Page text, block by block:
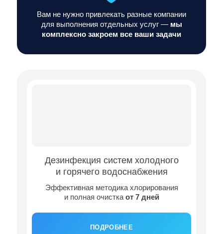
Вам не нужно привлекать разные компании
для выполнения отдельных услуг — мы
комплексно закроем все ваши задачи
Дезинфекция систем холодного
и горячего водоснабжения
Эффективная методика хлорирования
и полная очисткаот 7 дней
ПОДРОБНЕЕ